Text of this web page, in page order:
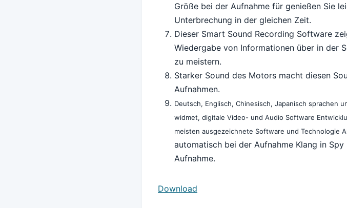
Größe bei der Aufnahme für genießen Sie
Unterbrechung in der gleichen Zeit.
Dieser Smart Sound Recording Software
Wiedergabe von Informationen über in der
zu meistern.
Starker Sound des Motors macht diesen
Aufnahmen.
Deutsch, Englisch, Chinesisch, Japanisch sprachen
widmet, digitale Video- und Audio Software
meisten ausgezeichnete Software und Technologie
automatisch bei der Aufnahme Klang in
Aufnahme.
Download